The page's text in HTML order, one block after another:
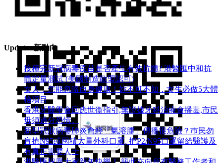
Updates 新動向
接種完新冠病毒疫苗是否產生有效抗體? 港醫匯中和抗
體定量測試 (美國制造歐盟認可)
女人，怎能忽略自身健康！妳不可不知，女生必做5大體
檢項目
香港牙醫學會回應世衞指引,無證據牙科治療會播毒,市民
毋須過分恐慌。
新型冠狀病毒肺炎會經「氣溶膠」傳播很危險？巿民勿
盲搶N95或囤積大量外科口罩, 把P​2/N95口罩留給醫護及
有真正需要人士